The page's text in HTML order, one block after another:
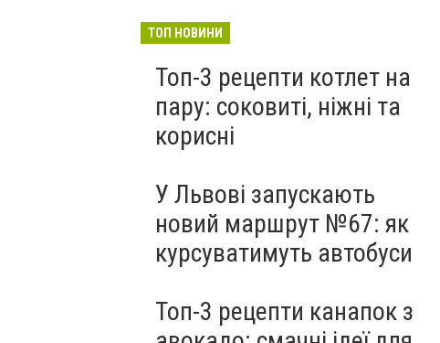
ТОП НОВИНИ
Топ-3 рецепти котлет на
пару: соковиті, ніжні та
корисні
У Львові запускають
новий маршрут №67: як
курсуватимуть автобуси
Топ-3 рецепти канапок з